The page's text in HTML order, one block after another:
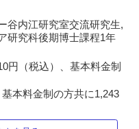
谷内江研究室交流研究生,
研究科後期博士課程1年
円（税込）、基本料金制
本料金制の方共に1,243